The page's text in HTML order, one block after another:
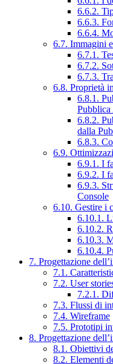
6.6.2.
6.6.3.
6.6.4.
6.7. Immagini
6.7.1.
6.7.2.
6.7.3.
6.8. Proprietà
6.8.1.
6.8.2.
dalla
6.8.3.
6.9.
6.9.1. I
6.9.2. I
6.9.3.
Console
6.10. Gestire i
6.10.1.
6.10.2.
6.10.3.
6.10.4.
7. Progettazione
7.1.
7.2. User
7.2.1.
7.3. Flussi di
7.4. Wireframe
7.5. Prototipi
8. Progettazione
8.1. Obiettivi
8.2. Elementi